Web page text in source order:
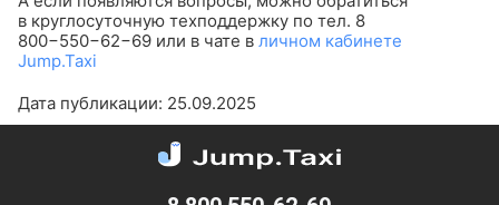
в круглосуточную техподдержку по тел. 8
800−550−62−69 или в чате в личном кабинете
Jump.Taxi
Дата публикации: 25.09.2025